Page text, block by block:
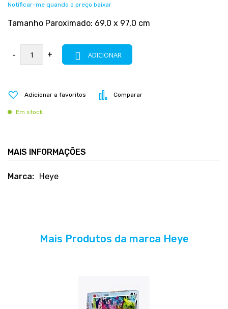
Notificar-me quando o preço baixar
Tamanho Paroximado: 69,0 x 97,0 cm
- + ADICIONAR
Adicionar a favoritos Comparar
Em stock
MAIS INFORMAÇÕES
Mais
Heye
Mais Produtos da marca Heye